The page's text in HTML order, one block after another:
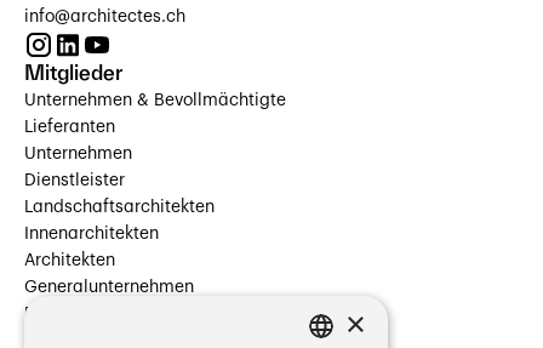
info@architectes.ch
Mitglieder
Unternehmen & Bevollmächtigte
Lieferanten
Unternehmen
Dienstleister
Landschaftsarchitekten
Innenarchitekten
Architekten
Generalunternehmen
Beauftragte Unternehmen
×